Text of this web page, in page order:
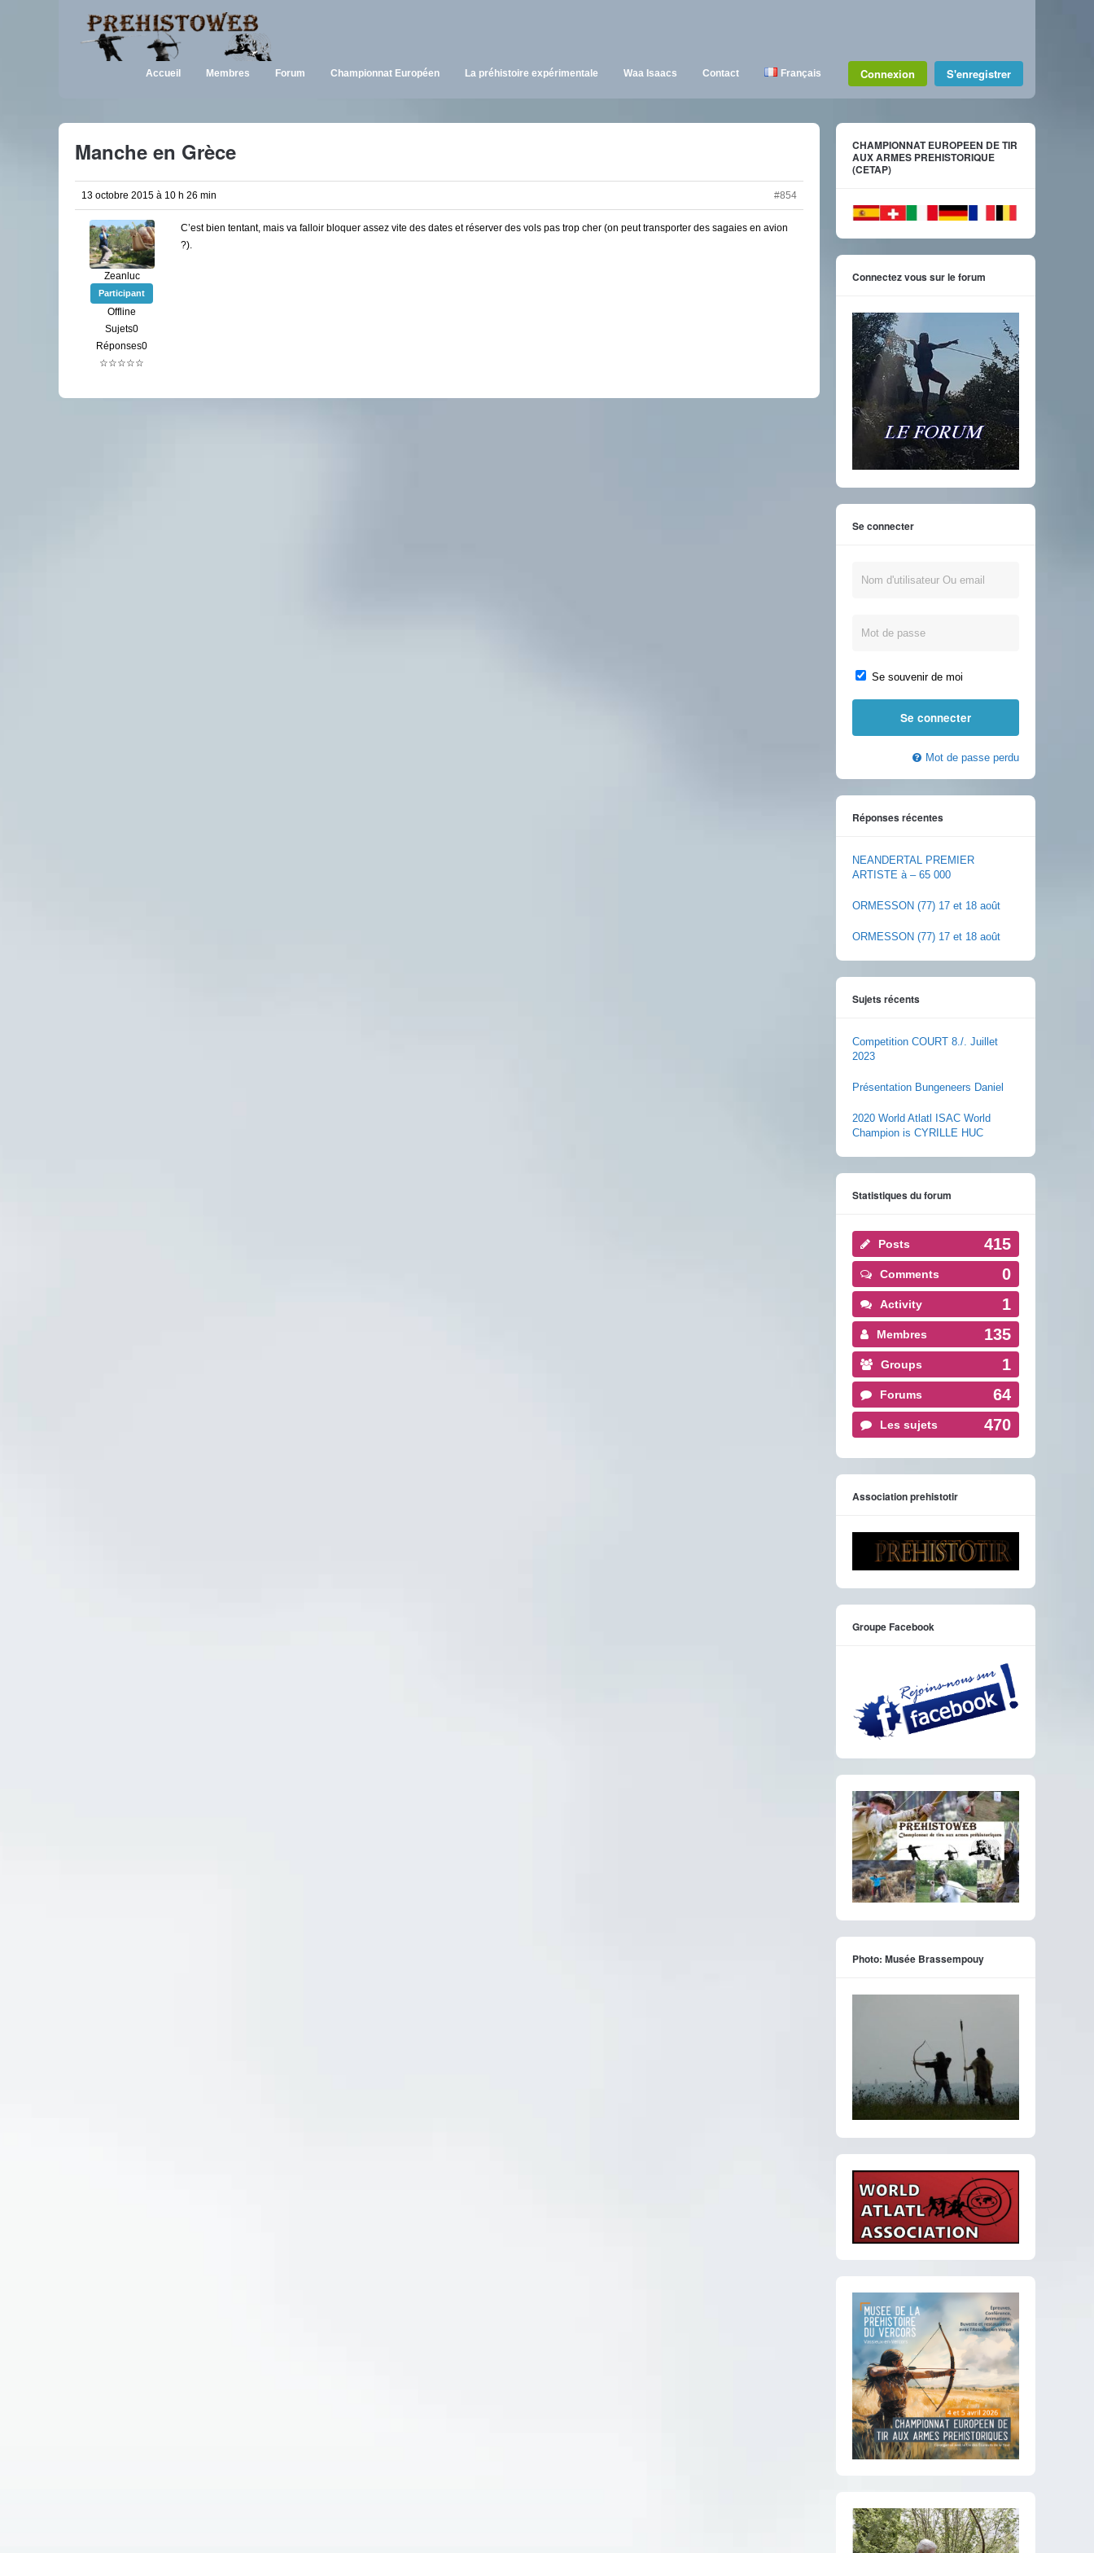
Accueil Membres Forum Championnat Européen La préhistoire expérimentale Waa Isaacs Contact Français Connexion S'enregistrer
Manche en Grèce
13 octobre 2015 à 10 h 26 min #854
Zeanluc
Participant
Offline
Sujets0
Réponses0
☆☆☆☆☆
C’est bien tentant, mais va falloir bloquer assez vite des dates et réserver des vols pas trop cher (on peut transporter des sagaies en avion
?).
CHAMPIONNAT EUROPEEN DE TIR
AUX ARMES PREHISTORIQUE
(CETAP)
Connectez vous sur le forum
Se connecter
Se souvenir de moi
Mot de passe perdu
Réponses récentes
NEANDERTAL PREMIER
ARTISTE à – 65 000
ORMESSON (77) 17 et 18 août
ORMESSON (77) 17 et 18 août
Sujets récents
Competition COURT 8./. Juillet
2023
Présentation Bungeneers Daniel
2020 World Atlatl ISAC World
Champion is CYRILLE HUC
Statistiques du forum
Posts 415
Comments 0
Activity 1
Membres 135
Groups 1
Forums 64
Les sujets 470
Association prehistotir
Groupe Facebook
Photo: Musée Brassempouy